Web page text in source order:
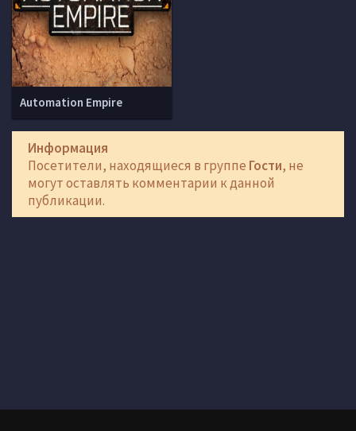
Automation Empire
Информация
Посетители, находящиеся в группе Гости, не
могут оставлять комментарии к данной
публикации.